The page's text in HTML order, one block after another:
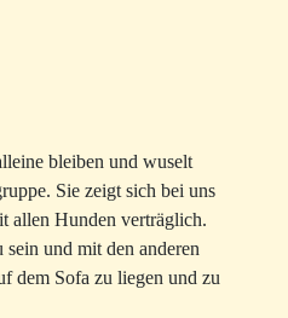
bleiben und wuselt
Sie zeigt sich bei uns
allen Hunden verträglich.
und mit den anderen
dem Sofa zu liegen und zu